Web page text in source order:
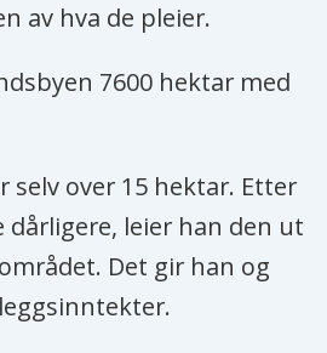
av hva de pleier.
7600 hektar med
selv over 15 hektar. Etter
dårligere, leier han den ut
Det gir han og